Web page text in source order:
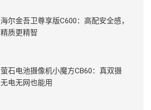
海尔金吾卫尊享版C600：高配安全感，
精质更精智
萤石电池摄像机小魔方CB60：真双摄
无电无网也能用